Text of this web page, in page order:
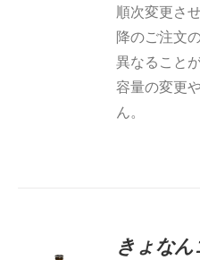
順次変更さ
降のご注文
異なること
容量の変更
ん。
きょな